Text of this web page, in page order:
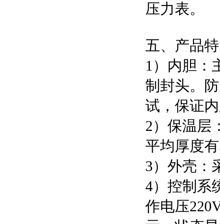
压力表。
五、产品
1）内胆：
制封头。
试，保证
2）保温层
平均厚度
3）外壳：
4）控制系
作电压